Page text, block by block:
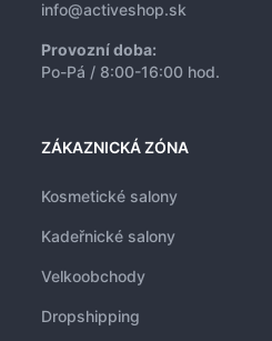
info@activeshop.sk
Provozní doba:
Po-Pá / 8:00-16:00 hod.
ZÁKAZNICKÁ ZÓNA
Kosmetické salony
Kadeřnické salony
Velkoobchody
Dropshipping